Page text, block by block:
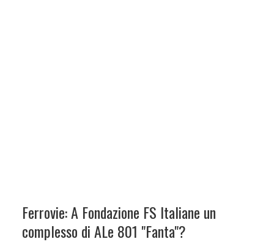
Ferrovie: A Fondazione FS Italiane un
complesso di ALe 801 "Fanta"?